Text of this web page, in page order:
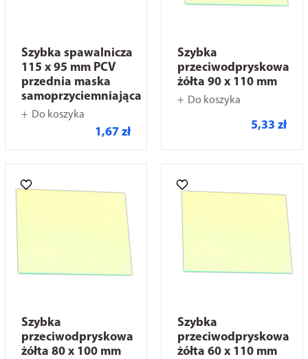
Szybka spawalnicza
115 x 95 mm PCV
przednia maska
samoprzyciemniająca
Do koszyka
1,67 zł
Szybka
przeciwodpryskowa
żółta 90 x 110 mm
Do koszyka
5,33 zł
Szybka
przeciwodpryskowa
żółta 80 x 100 mm
Szybka
przeciwodpryskowa
żółta 60 x 110 mm